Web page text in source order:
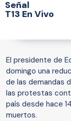
Señal
T13 En Vivo
El presidente de
domingo una
de las demandas
las protestas
país desde hace
muertos.